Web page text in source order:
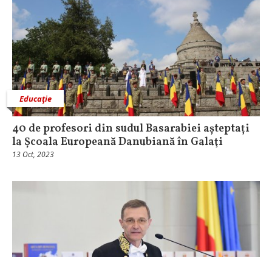
Educaţie
40 de profesori din sudul Basarabiei așteptați
la Școala Europeană Danubiană în Galaţi
13 Oct, 2023